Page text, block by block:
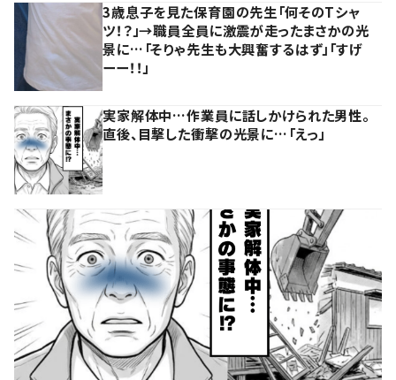
3歳息子を見た保育園の先生「何そのTシャ
ツ！？」→職員全員に激震が走ったまさかの光
景に…「そりゃ先生も大興奮するはず」「すげ
ーー！！」
実家解体中…作業員に話しかけられた男性。
直後、目撃した衝撃の光景に…「えっ」